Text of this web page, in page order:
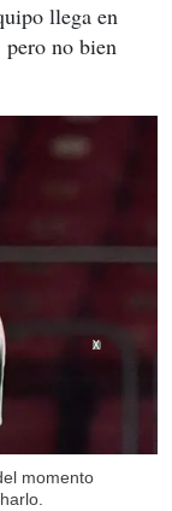
llega en
pero no bien
momento
X